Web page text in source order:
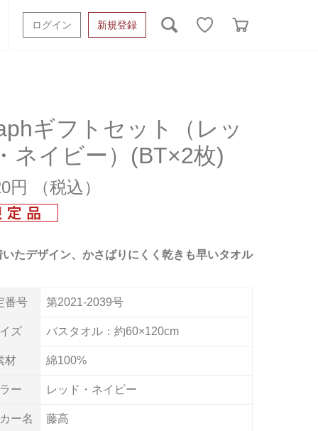
ログイン 新規登録
オーガニック タオルケット類
ギフトボックスその他
いたデザイン、かさばりにくく乾きも早いタオル
ギフトセット（レッ
ネイビー）(BT×2枚)
円
番号 第2021-2039号
ズ バスタオル：約60×120cm
材 綿100%
ー レッド・ネイビー
ー名 藤高